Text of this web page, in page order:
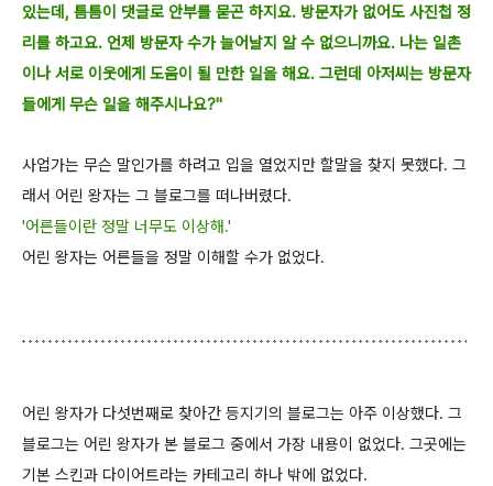
있는데, 틈틈이 댓글로 안부를 묻곤 하지요. 방문자가 없어도 사진첩 정
리를 하고요. 언제 방문자 수가 늘어날지 알수 없으니까요. 나는 일촌
이나 서로 이웃에게 도움이 될 만한 일을 해요. 그런데 아저씨는 방문자
들에게 무슨 일을 해주시나요?"
사업가는 무슨 말인가를 하려고 입을 열었지만 할말을 찾지 못했다. 그
래서 어린 왕자는 그 블로그를 떠나버렸다.
'어른들이란 정말 너무도 이상해.'
어린 왕자는 어른들을 정말 이해할 수가 없었다.
어린 왕자가 다섯번째로 찾아간 등지기의 블로그는 아주 이상했다. 그
블로그는 어린 왕자가 본 블로그 중에서 가장 내용이 없었다. 그곳에는
기본 스킨과 다이어트라는 카테고리 하나 밖에 없었다.